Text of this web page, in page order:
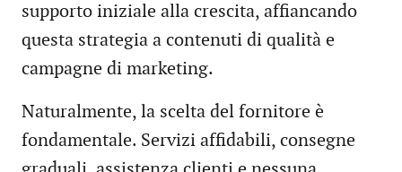
supporto iniziale alla crescita, affiancando
questa strategia a contenuti di qualità e
campagne di marketing.
Naturalmente, la scelta del fornitore è
fondamentale. Servizi affidabili, consegne